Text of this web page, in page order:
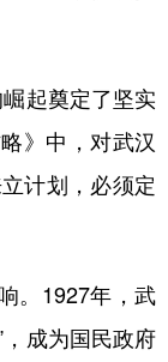
起奠定了坚实
》中，对武汉
计划，必须定
。1927年，武
，成为国民政府